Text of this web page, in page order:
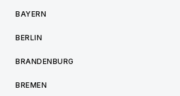
BAYERN
BERLIN
BRANDENBURG
BREMEN